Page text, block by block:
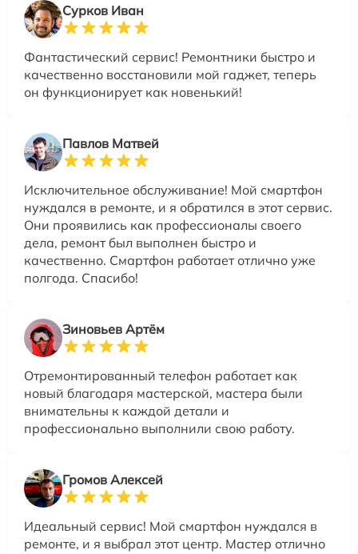
Сурков Иван
Фантастический сервис! Ремонтники быстро и
качественно восстановили мой гаджет, теперь
он функционирует как новенький!
Павлов Матвей
Исключительное обслуживание! Мой смартфон
нуждался в ремонте, и я обратился в этот сервис.
Они проявились как профессионалы своего
дела, ремонт был выполнен быстро и
качественно. Смартфон работает отлично уже
полгода. Спасибо!
Зиновьев Артём
Отремонтированный телефон работает как
новый благодаря мастерской, мастера были
внимательны к каждой детали и
профессионально выполнили свою работу.
Громов Алексей
Идеальный сервис! Мой смартфон нуждался в
ремонте, и я выбрал этот центр. Мастер отлично